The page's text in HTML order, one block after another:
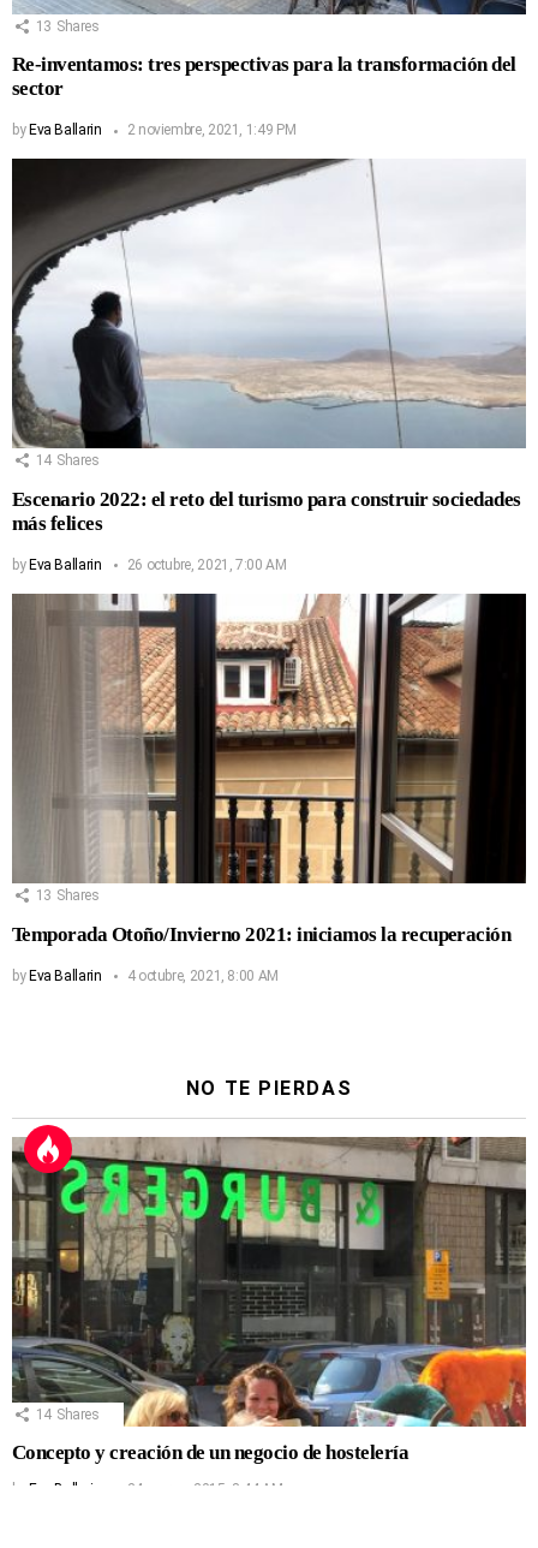
13 Shares
Re-inventamos: tres perspectivas para la transformación del
sector
by Eva Ballarin 2 noviembre, 2021, 1:49 PM
14 Shares
Escenario 2022: el reto del turismo para construir sociedades
más felices
by Eva Ballarin 26 octubre, 2021, 7:00 AM
13 Shares
Temporada Otoño/Invierno 2021: iniciamos la recuperación
by Eva Ballarin 4 octubre, 2021, 8:00 AM
NO TE PIERDAS
14 Shares
Concepto y creación de un negocio de hostelería
by Eva Ballarin 24 marzo, 2015, 8:44 AM